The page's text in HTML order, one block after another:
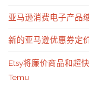
亚马逊消费电子产品
新的亚马逊优惠券定
Etsy将廉价商品和超
Temu